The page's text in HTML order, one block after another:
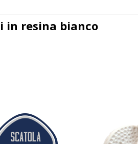
in resina bianco